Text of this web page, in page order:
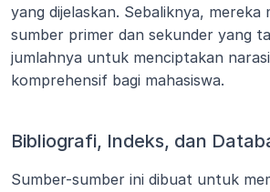
yang dijelaskan. Sebaliknya, mereka
sumber primer dan sekunder yang
jumlahnya untuk menciptakan
komprehensif bagi mahasiswa.
Bibliografi, Indeks, dan